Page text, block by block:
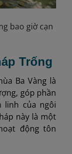
bao giờ cạn
Trống
Ba Vàng là
góp phần
linh của ngôi
này là một
động tôn